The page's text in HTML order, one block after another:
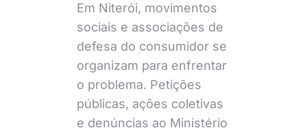
Em Niterói, movimentos
sociais e associações de
defesa do consumidor se
organizam para enfrentar
o problema. Petições
públicas, ações coletivas
e denúncias ao Ministério